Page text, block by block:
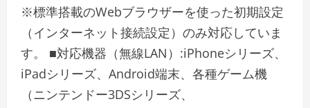
※標準搭載のWebブラウザーを使った初期設定
（インターネット接続設定）のみ対応していま
す。 ■対応機器（無線LAN）:iPhoneシリーズ、
iPadシリーズ、Android端末、各種ゲーム機
（ニンテンドー3DSシリーズ、